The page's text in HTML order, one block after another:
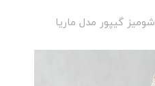
شومیز گیپور مدل ماریا